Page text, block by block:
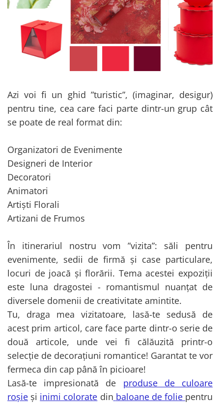
Vase
Vase din ceramica
Mobilier urban
Scabiosa
Tropicale
Buchete artificiale
Floarea soarelui
Hortensia
Lavanda
Ranunculus
Trandafir
Mix de flori
Eucalipt
Flori de camp
Bumbac
Cala
Margarete
Narcise
Wisteria
Capete flori
Cap minirosa
Cap orhidee phalaenopsis
Crengi decorative
Ghirlande
Copaci si Plante
Flori artificiale la ghiveci
Verdeata decorativa
Kit-uri Baloane
Rafii, clipsuri,pompe
Accesorii petrecere
Cake toppers
Decoratiuni baloane
Lumanari aniversare
Ghirlande
Lumanari si accesorii tort
Pompoane
Rozete
Paturica Decor
Tun Confetti
Petrecere Tematica
Petrecere Adulti
Azi voi fi un ghid ”turistic”, (imaginar, desigur)
pentru tine, cea care faci parte dintr-un grup cât
se poate de real format din:
Organizatori de Evenimente
Designeri de Interior
Decoratori
Animatori
Artiști Florali
Artizani de Frumos
În itinerariul nostru vom ”vizita”: săli pentru
evenimente, sedii de firmă și case particulare,
locuri de joacă și florării. Tema acestei expoziții
este luna dragostei - romantismul nuanțat de
diversele domenii de creativitate amintite.
Tu, draga mea vizitatoare, lasă-te sedusă de
acest prim articol, care face parte dintr-o serie de
două articole, unde vei fi călăuzită printr-o
selecție de decorațiuni romantice! Garantat te vor
fermeca din cap până în picioare!
Lasă-te impresionată de produse de culoare
roșie și inimi colorate din baloane de folie pentru